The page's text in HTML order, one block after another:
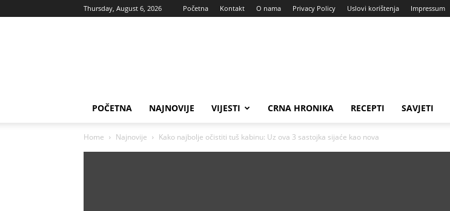
Thursday, August 6, 2026 Početna Kontakt O nama Privacy Policy Uslovi korištenja Impressum
POČETNA NAJNOVIJE VIJESTI CRNA HRONIKA RECEPTI SAVJETI
Home Najnovije Kako najbolje očistiti tuš kabinu: Uz ova 3 sastojka sijaće kao nova